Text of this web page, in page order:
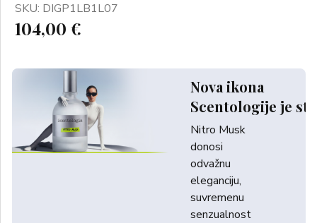
SKU: DIGP1LB1L07
104,00 €
Nova ikona
Scentologije je
Nitro Musk
donosi
odvažnu
eleganciju,
suvremenu
senzualnost